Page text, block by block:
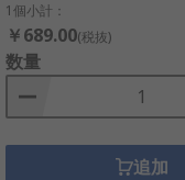
1個小計：
￥689.00(税抜)
数量
追加